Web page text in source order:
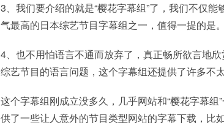
3、我们要介绍的就是“樱花字幕组”了，我们不仅
气最高的日本综艺节目字幕组之一，值得一提的是。
4、也不用怕语言不通而放弃了，真正畅所欲言地
综艺节目的语言问题，这个字幕组还提供了许多不
这个字幕组刚成立没多久，几乎网站和“樱花字幕
供了一些让人意外的节目类型网站的字幕下载，比